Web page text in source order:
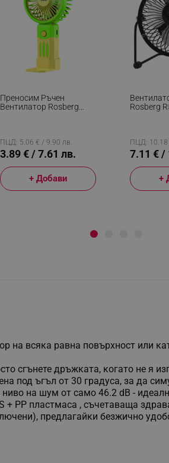
Преносим Ръчен
Вентилатор Rosberg
ПЦД: 5.06 € / 9.90 лв.
3.89 € / 7.61 лв.
+ Добави
Rosberg
ПЦД: 10.18
7.11 € /
+
на всяка равна повърхност или
сгънете дръжката, когато не я
под ъгъл от 30 градуса, за да
на шум от само 46.2 dB -
PP пластмаса , съчетаваща
предлагайки безжично